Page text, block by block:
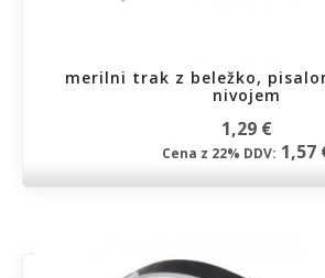
merilni trak z beležko,
nivojem
1,29 €
Cena z 22% DDV: 1,57